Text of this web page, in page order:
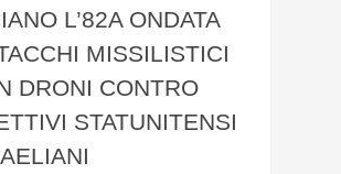
L’82A ONDATA
MISSILISTICI
DRONI CONTRO
STATUNITENSI